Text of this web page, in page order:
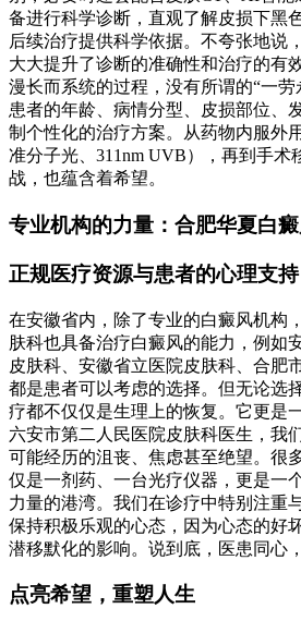
备进行科学诊断，直观了解皮损下黑
后续治疗提供科学依据。不夸张地说
大大提升了诊断的准确性和治疗的有
漫长而系统的过程，没有所谓的“一
患者的年龄、病情分型、皮损部位、
制个性化的治疗方案。从药物内服外
准分子光、311nm UVB），再到手术
战，也蕴含着希望。
专业机构的力量：合肥华夏白
正规医疗资源与患者的心理支持
在安徽省内，除了专业的白癜风机构
肤科也具备治疗白癜风的能力，例如
皮肤科、安徽省立医院皮肤科、合肥
都是患者可以考虑的选择。但无论选
疗都不仅仅是生理上的恢复。它更是
六安市第二人民医院皮肤科医生，我
可能经历的沮丧、焦虑甚至绝望。很
仅是一剂药、一台光疗仪器，更是一
力量的港湾。我们在诊疗中特别注重
保持积极乐观的心态，因为心态的好
潜移默化的影响。说到底，医患同心
点亮希望，重塑人生